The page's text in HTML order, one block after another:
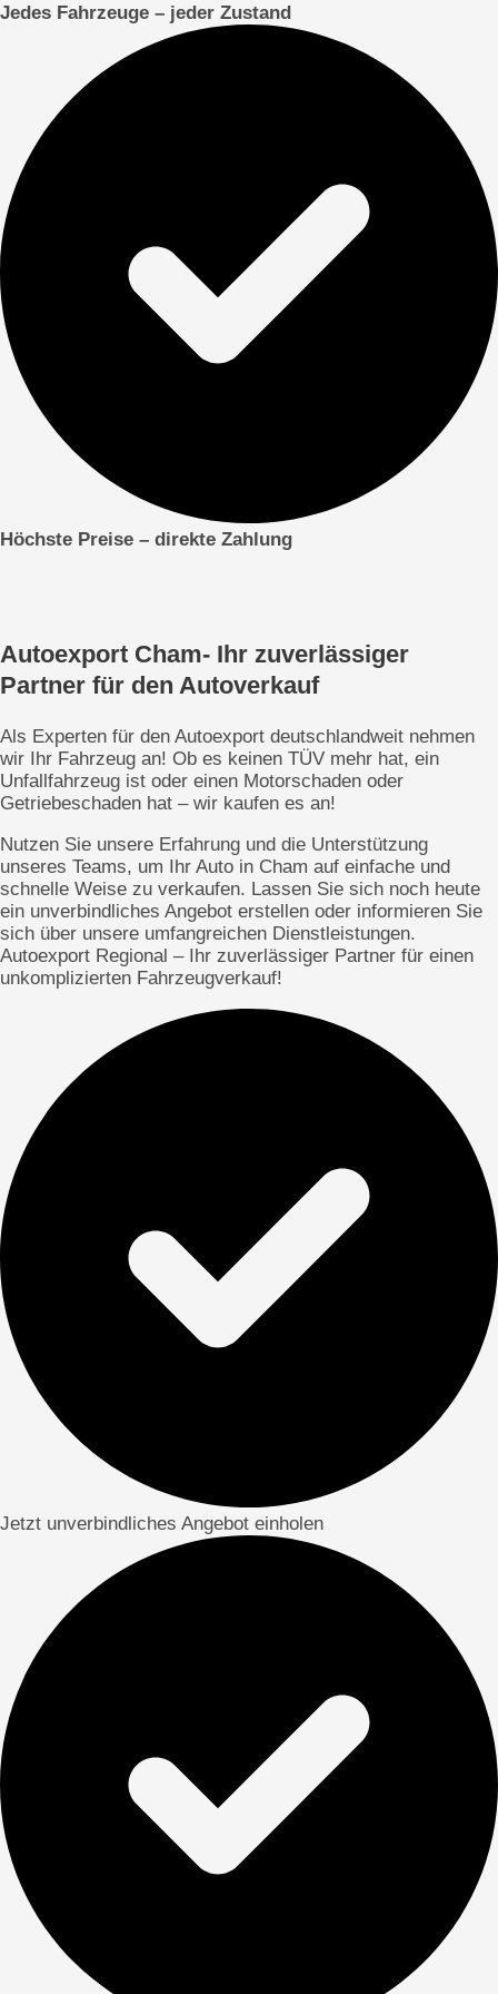
Jedes Fahrzeuge – jeder Zustand
Höchste Preise – direkte Zahlung
Autoexport Cham- Ihr zuverlässiger
Partner für den Autoverkauf
Als Experten für den Autoexport deutschlandweit nehmen
wir Ihr Fahrzeug an! Ob es keinen TÜV mehr hat, ein
Unfallfahrzeug ist oder einen Motorschaden oder
Getriebeschaden hat – wir kaufen es an!
Nutzen Sie unsere Erfahrung und die Unterstützung
unseres Teams, um Ihr Auto in Cham auf einfache und
schnelle Weise zu verkaufen. Lassen Sie sich noch heute
ein unverbindliches Angebot erstellen oder informieren Sie
sich über unsere umfangreichen Dienstleistungen.
Autoexport Regional – Ihr zuverlässiger Partner für einen
unkomplizierten Fahrzeugverkauf!
Jetzt unverbindliches Angebot einholen